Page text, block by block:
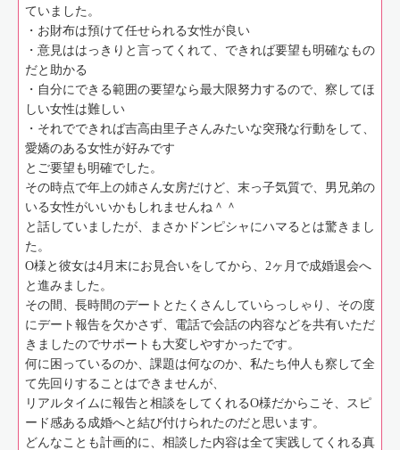
ていました。
・お財布は預けて任せられる女性が良い
・意見ははっきりと言ってくれて、できれば要望も明確なもの
だと助かる
・自分にできる範囲の要望なら最大限努力するので、察してほ
しい女性は難しい
・それでできれば吉高由里子さんみたいな突飛な行動をして、
愛嬌のある女性が好みです
とご要望も明確でした。
その時点で年上の姉さん女房だけど、末っ子気質で、男兄弟の
いる女性がいいかもしれませんね＾＾
と話していましたが、まさかドンピシャにハマるとは驚きまし
た。
O様と彼女は4月末にお見合いをしてから、2ヶ月で成婚退会へ
と進みました。
その間、長時間のデートとたくさんしていらっしゃり、その度
にデート報告を欠かさず、電話で会話の内容などを共有いただ
きましたのでサポートも大変しやすかったです。
何に困っているのか、課題は何なのか、私たち仲人も察して全
て先回りすることはできませんが、
リアルタイムに報告と相談をしてくれるO様だからこそ、スピ
ード感ある成婚へと結び付けられたのだと思います。
どんなことも計画的に、相談した内容は全て実践してくれる真